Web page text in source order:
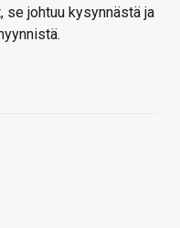
se johtuu kysynnästä ja